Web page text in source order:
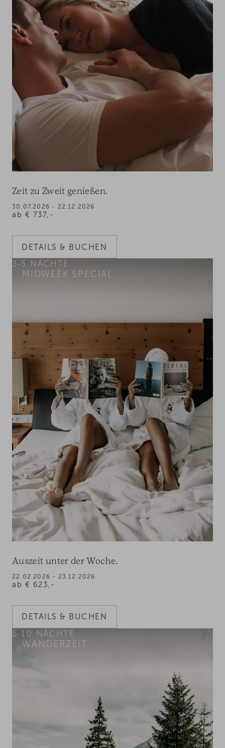
Zeit zu Zweit genießen.
ab € 737,-
30.07.2026 - 22.12.2026
DETAILS & BUCHEN
MIDWEEK SPECIAL
3-5 NÄCHTE
Auszeit unter der Woche.
ab € 623,-
22.02.2026 - 23.12.2026
DETAILS & BUCHEN
WANDERZEIT
5-10 NÄCHTE